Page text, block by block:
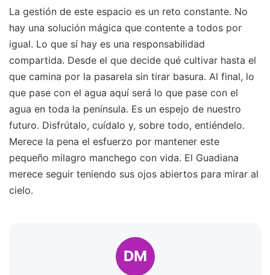
La gestión de este espacio es un reto constante. No
hay una solución mágica que contente a todos por
igual. Lo que sí hay es una responsabilidad
compartida. Desde el que decide qué cultivar hasta el
que camina por la pasarela sin tirar basura. Al final, lo
que pase con el agua aquí será lo que pase con el
agua en toda la península. Es un espejo de nuestro
futuro. Disfrútalo, cuídalo y, sobre todo, entiéndelo.
Merece la pena el esfuerzo por mantener este
pequeño milagro manchego con vida. El Guadiana
merece seguir teniendo sus ojos abiertos para mirar al
cielo.
DM